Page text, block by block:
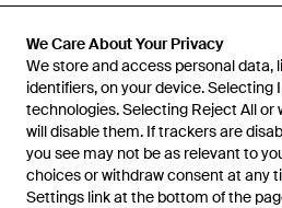
We Care About Your Privacy
We store and access personal data,
identifiers, on your device.
technologies. Selecting Reject All or
will disable them. If trackers are
you see may not be as relevant to
choices or withdraw consent at any
Settings link at the bottom of the
Hulp en informatie